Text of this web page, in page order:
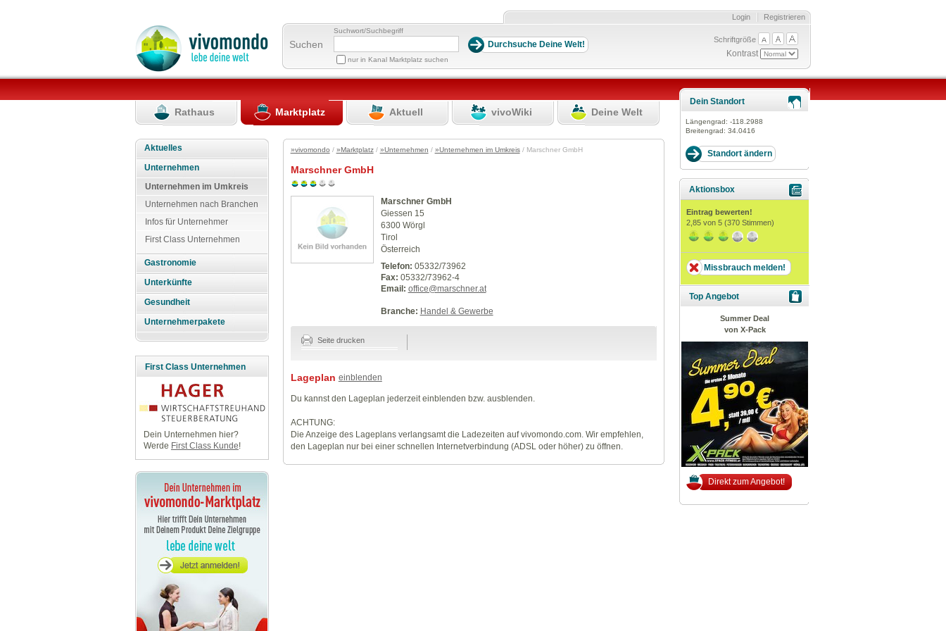
Registrieren
Login
Suchen
Suchwort/Suchbegriff
nur in Kanal Marktplatz suchen
Schriftgröße
Kontrast
Rathaus Marktplatz Aktuell vivoWiki Deine Welt
Aktuelles
Unternehmen
Unternehmen im Umkreis
Unternehmen nach Branchen
Infos für Unternehmer
First Class Unternehmen
Gastronomie
Unterkünfte
Gesundheit
Unternehmerpakete
First Class Unternehmen
Dein Unternehmen hier?
Werde First Class Kunde!
»vivomondo / »Marktplatz/ »Unternehmen / »Unternehmen im Umkreis/ Marschner GmbH
Marschner GmbH
Marschner GmbH
Giessen 15
6300 Wörgl
Tirol
Österreich
Telefon: 05332/73962
Fax: 05332/73962-4
Email: office@marschner.at
Branche: Handel & Gewerbe
Seite drucken
Lageplan einblenden
Du kannst den Lageplan jederzeit einblenden bzw. ausblenden.
ACHTUNG:
Die Anzeige des Lageplans verlangsamt die Ladezeiten auf vivomondo.com. Wir empfehlen,
den Lageplan nur bei einer schnellen Internetverbindung (ADSL oder höher) zu öffnen.
Dein Standort
Längengrad: -118.2988
Breitengrad: 34.0416
Aktionsbox
Eintrag bewerten!
2,85 von 5 (370 Stimmen)
Missbrauch melden!
Top Angebot
Summer Deal
von X-Pack
Direkt zum Angebot!